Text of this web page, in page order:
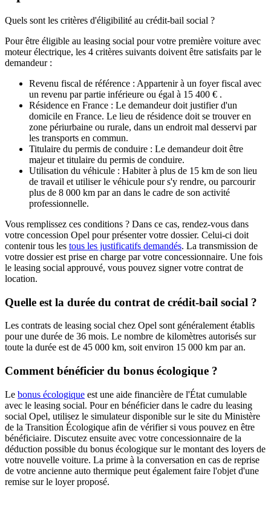
​Quels sont les critères d'éligibilité au crédit-bail social ?
Pour être éligible au leasing social pour votre première voiture avec
moteur électrique, les 4 critères suivants doivent être satisfaits par le
demandeur :
Revenu fiscal de référence : Appartenir à un foyer fiscal avec
un revenu par partie inférieure ou égal à 15 400 € .
Résidence en France : Le demandeur doit justifier d'un
domicile en France. Le lieu de résidence doit se trouver en
zone périurbaine ou rurale, dans un endroit mal desservi par
les transports en commun.
Titulaire du permis de conduire : Le demandeur doit être
majeur et titulaire du permis de conduire.
Utilisation du véhicule : Habiter à plus de 15 km de son lieu
de travail et utiliser le véhicule pour s'y rendre, ou parcourir
plus de 8 000 km par an dans le cadre de son activité
professionnelle.
Vous remplissez ces conditions ? Dans ce cas, rendez-vous dans
votre concession Opel pour présenter votre dossier. Celui-ci doit
contenir tous les tous les justificatifs demandés. La transmission de
votre dossier est prise en charge par votre concessionnaire. Une fois
le leasing social approuvé, vous pouvez signer votre contrat de
location.​
Quelle est la durée du contrat de crédit-bail social ?
Les contrats de leasing social chez Opel sont généralement établis
pour une durée de 36 mois. Le nombre de kilomètres autorisés sur
toute la durée est de 45 000 km, soit environ 15 000 km par an.​
Comment bénéficier du bonus écologique ?
Le bonus écologique est une aide financière de l'État cumulable
avec le leasing social. Pour en bénéficier dans le cadre du leasing
social Opel, utilisez le simulateur disponible sur le site du Ministère
de la Transition Écologique afin de vérifier si vous pouvez en être
bénéficiaire. Discutez ensuite avec votre concessionnaire de la
déduction possible du bonus écologique sur le montant des loyers de
votre nouvelle voiture. La prime à la conversation en cas de reprise
de votre ancienne auto thermique peut également faire l'objet d'une
remise sur le loyer proposé.